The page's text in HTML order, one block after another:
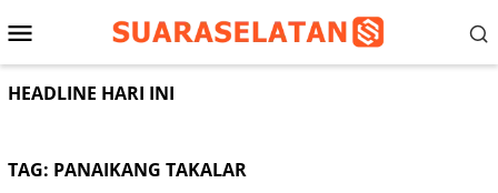
ke
Menu
Mobile
HEADLINE HARI INI
TAG: PANAIKANG TAKALAR